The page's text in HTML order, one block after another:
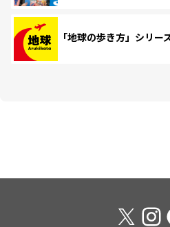
「地球の歩き方」シリー